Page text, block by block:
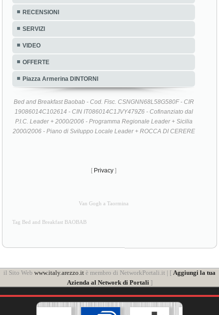
RECENSIONI
SERVIZI
VIDEO
OFFERTE
Piazza Armerina DINTORNI
Bed and Breakfast Baobab - Cod. Fisc. CSNGNN68L58G580F - CIR
19086014C102614 - CIN IT086014C1JVY479Z6 - Cofinanziato dal
P.I.C. Leader + 2000/2006 - Programma Regionale Leader + Sicilia
2000/2006 - Piano di Sviluppo Locale Leader + ROCCA DI CERERE
[ Privacy ]
Van Gogh a Taormina
Tag Bed and Breakfast BAOBAB
il Sito Web www.italy.arezzo.it è membro di NetworkPortali.it | [ Aggiungi la tua
Azienda al Network di Portali ]